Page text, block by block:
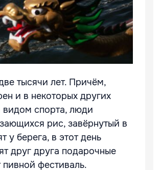
тысячи лет. Причём,
и в некоторых других
видом спорта, люди
рис, завёрнутый в
у берега, в этот день
друг друга подарочные
фестиваль.